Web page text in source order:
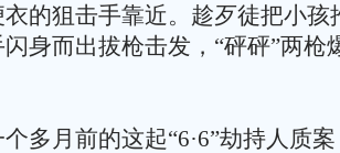
的狙击手靠近。趁歹徒把小孩
身而出拔枪击发，“砰砰”两枪
月前的这起“6·6”劫持人质案